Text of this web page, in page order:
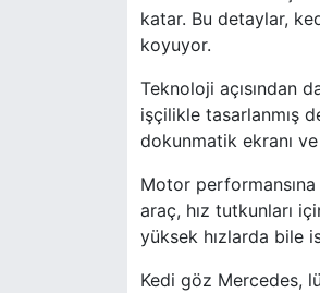
katar. Bu detaylar,
koyuyor.
Teknoloji açısından
işçilikle tasarlanmış
dokunmatik ekranı
Motor
araç, hız tutkunları
yüksek hızlarda bile
Kedi göz Mercedes,